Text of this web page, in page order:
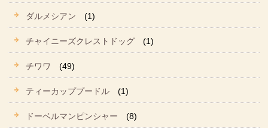
ダルメシアン (1)
チャイニーズクレストドッグ (1)
チワワ (49)
ティーカッププードル (1)
ドーベルマンピンシャー (8)